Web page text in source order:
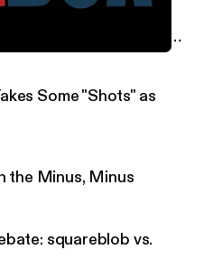
"Shots" as Former Alcuahtl
on the new Civ-
Message from Me to
Some "Shots" as
the Minus, Minus
squareblob vs.